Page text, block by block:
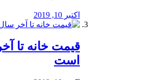
اکتبر 10, 2019
قیمت خانه تا
است